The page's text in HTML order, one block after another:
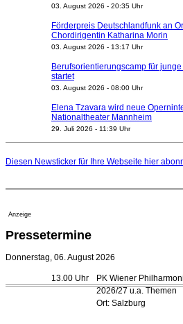
03. August 2026 - 20:35 Uhr
Förderpreis Deutschlandfunk an
Chordirigentin Katharina Morin
03. August 2026 - 13:17 Uhr
Berufsorientierungscamp für
startet
03. August 2026 - 08:00 Uhr
Elena Tzavara wird neue
Nationaltheater Mannheim
29. Juli 2026 - 11:39 Uhr
geht 2027
Kammerorchester Heilbronn:
Opernhäuser gedenken
Ensemblemitglieder
Festspiele
17. Juli 2026 - 18:03 Uhr
Diesen Newsticker für Ihre Webseite hier
Anzeige
Pressetermine
Donnerstag, 06. August 2026
13.00 Uhr
PK Wiener
2026/27 u.a. Themen
Ort: Salzburg